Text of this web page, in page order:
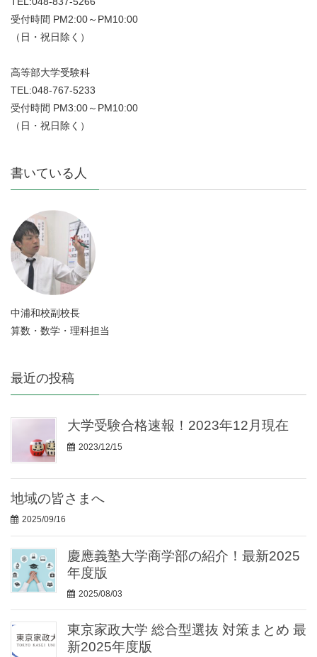
受付時間 PM2:00～PM10:00
（日・祝日除く）
高等部大学受験科
TEL:048-767-5233
受付時間 PM3:00～PM10:00
（日・祝日除く）
書いている人
中浦和校副校長
算数・数学・理科担当
最近の投稿
大学受験合格速報！2023年12月現在
2023/12/15
地域の皆さまへ
2025/09/16
慶應義塾大学商学部の紹介！最新2025
年度版
2025/08/03
東京家政大学 総合型選抜 対策まとめ 最
新2025年度版